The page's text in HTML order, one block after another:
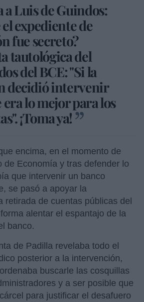
a Luis de Guindos:
expediente de
fue secreto?
tautológica del
del BCE: "Si la
decidió intervenir
era lo mejor para los
¡Toma ya!
encima, en el momento de
de Economía y tras defender lo
que intervenir un banco
se pasó a apoyar la
retirada de cuentas públicas del
alentar el espantajo de la
banco.
de Padilla revelaba todo el
posterior a la intervención,
buscarle las cosquillas
y a ser posible que
para justificar el desafuero